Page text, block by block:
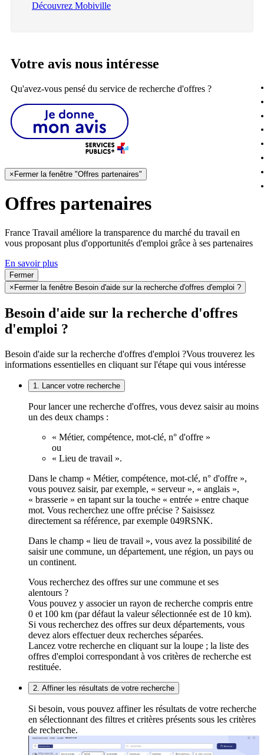
Découvrez Mobiville
Votre avis nous intéresse
Qu'avez-vous pensé du service de recherche d'offres ?
× Fermer la fenêtre "Offres partenaires"
Offres partenaires
France Travail améliore la transparence du marché du travail en
vous proposant plus d'opportunités d'emploi grâce à ses partenaires
En savoir plus
Fermer
× Fermer la fenêtre Besoin d'aide sur la recherche d'offres d'emploi ?
Besoin d'aide sur la recherche d'offres
d'emploi ?
Besoin d'aide sur la recherche d'offres d'emploi ?Vous trouverez les
informations essentielles en cliquant sur l'étape qui vous intéresse
1. Lancer votre recherche
Pour lancer une recherche d'offres, vous devez saisir au moins
un des deux champs :
« Métier, compétence, mot-clé, n° d'offre »
ou
« Lieu de travail ».
Dans le champ « Métier, compétence, mot-clé, n° d'offre »,
vous pouvez saisir, par exemple, « serveur », « anglais »,
« brasserie » en tapant sur la touche « entrée » entre chaque
mot. Vous recherchez une offre précise ? Saisissez
directement sa référence, par exemple 049RSNK.
Dans le champ « lieu de travail », vous avez la possibilité de
saisir une commune, un département, une région, un pays ou
un continent.
Vous recherchez des offres sur une commune et ses
alentours ?
Vous pouvez y associer un rayon de recherche compris entre
0 et 100 km (par défaut la valeur sélectionnée est de 10 km).
Si vous recherchez des offres sur deux départements, vous
devez alors effectuer deux recherches séparées.
Lancez votre recherche en cliquant sur la loupe ; la liste des
offres d'emploi correspondant à vos critères de recherche est
restituée.
2. Affiner les résultats de votre recherche
Si besoin, vous pouvez affiner les résultats de votre recherche
en sélectionnant des filtres et critères présents sous les critères
de recherche.